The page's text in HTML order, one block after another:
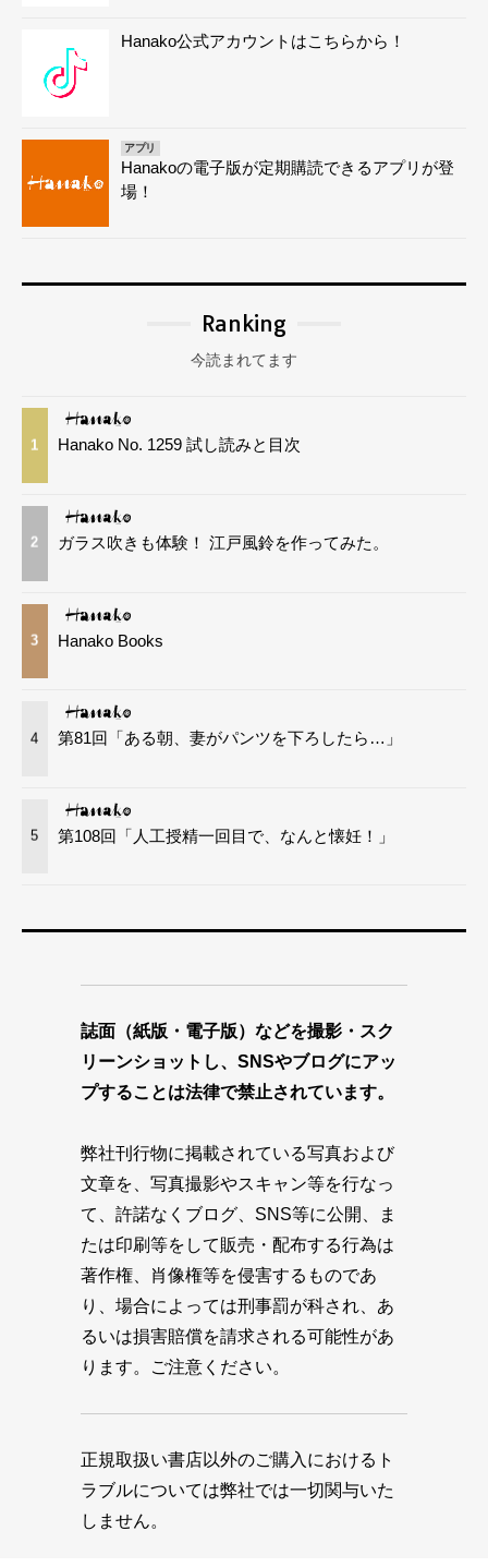
Hanako公式アカウントはこちらから！
アプリ
Hanakoの電子版が定期購読できるアプリが登
場！
Ranking
今読まれてます
1 Hanako No. 1259 試し読みと目次
2 ガラス吹きも体験！ 江戸風鈴を作ってみた。
3 Hanako Books
4 第81回「ある朝、妻がパンツを下ろしたら…」
5 第108回「人工授精一回目で、なんと懐妊！」
誌面（紙版・電子版）などを撮影・スク
リーンショットし、SNSやブログにアッ
プすることは法律で禁止されています。
弊社刊行物に掲載されている写真および
文章を、写真撮影やスキャン等を行なっ
て、許諾なくブログ、SNS等に公開、ま
たは印刷等をして販売・配布する行為は
著作権、肖像権等を侵害するものであ
り、場合によっては刑事罰が科され、あ
るいは損害賠償を請求される可能性があ
ります。ご注意ください。
正規取扱い書店以外のご購入におけるト
ラブルについては弊社では一切関与いた
しません。